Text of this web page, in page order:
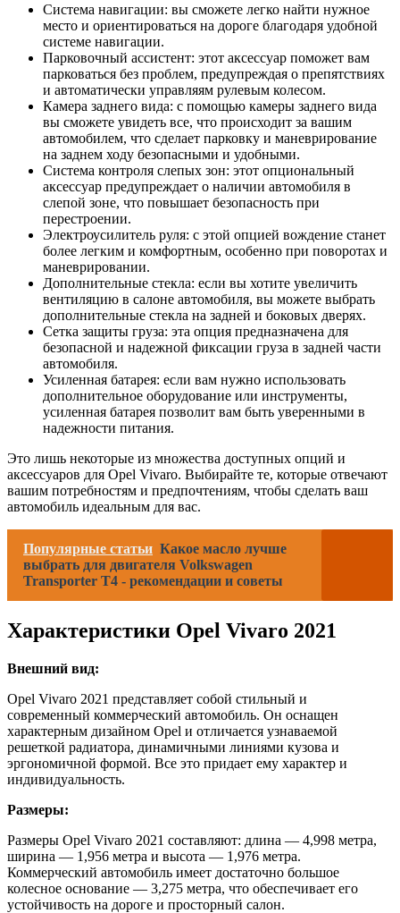
Система навигации: вы сможете легко найти нужное
место и ориентироваться на дороге благодаря удобной
системе навигации.
Парковочный ассистент: этот аксессуар поможет вам
парковаться без проблем, предупреждая о препятствиях
и автоматически управляям рулевым колесом.
Камера заднего вида: с помощью камеры заднего вида
вы сможете увидеть все, что происходит за вашим
автомобилем, что сделает парковку и маневрирование
на заднем ходу безопасными и удобными.
Система контроля слепых зон: этот опциональный
аксессуар предупреждает о наличии автомобиля в
слепой зоне, что повышает безопасность при
перестроении.
Электроусилитель руля: с этой опцией вождение станет
более легким и комфортным, особенно при поворотах и
маневрировании.
Дополнительные стекла: если вы хотите увеличить
вентиляцию в салоне автомобиля, вы можете выбрать
дополнительные стекла на задней и боковых дверях.
Сетка защиты груза: эта опция предназначена для
безопасной и надежной фиксации груза в задней части
автомобиля.
Усиленная батарея: если вам нужно использовать
дополнительное оборудование или инструменты,
усиленная батарея позволит вам быть уверенными в
надежности питания.
Это лишь некоторые из множества доступных опций и
аксессуаров для Opel Vivaro. Выбирайте те, которые отвечают
вашим потребностям и предпочтениям, чтобы сделать ваш
автомобиль идеальным для вас.
Популярные статьи Какое масло лучше
выбрать для двигателя Volkswagen
Transporter T4 - рекомендации и советы
Характеристики Opel Vivaro 2021
Внешний вид:
Opel Vivaro 2021 представляет собой стильный и
современный коммерческий автомобиль. Он оснащен
характерным дизайном Opel и отличается узнаваемой
решеткой радиатора, динамичными линиями кузова и
эргономичной формой. Все это придает ему характер и
индивидуальность.
Размеры:
Размеры Opel Vivaro 2021 составляют: длина — 4,998 метра,
ширина — 1,956 метра и высота — 1,976 метра.
Коммерческий автомобиль имеет достаточно большое
колесное основание — 3,275 метра, что обеспечивает его
устойчивость на дороге и просторный салон.